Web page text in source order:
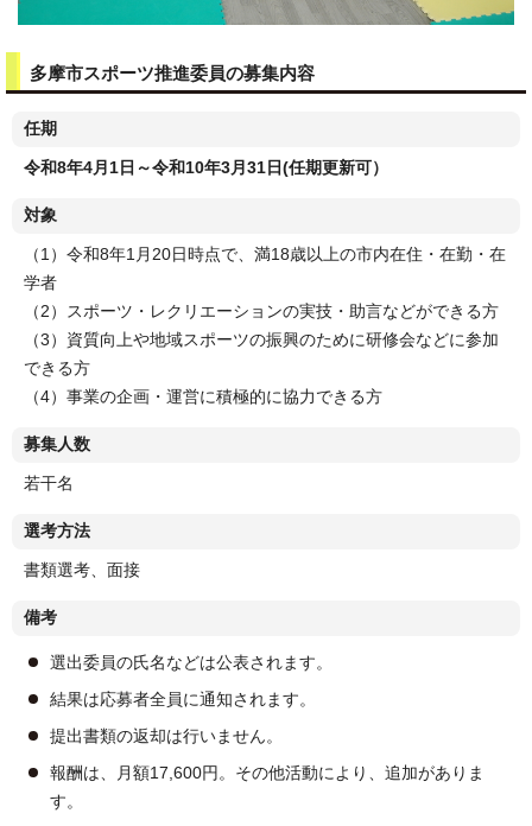
多摩市スポーツ推進委員の募集内容
任期
令和8年4月1日～令和10年3月31日(任期更新可）
対象
（1）令和8年1月20日時点で、満18歳以上の市内在住・在勤・在
学者
（2）スポーツ・レクリエーションの実技・助言などができる方
（3）資質向上や地域スポーツの振興のために研修会などに参加
できる方
（4）事業の企画・運営に積極的に協力できる方
募集人数
若干名
選考方法
書類選考、面接
備考
選出委員の氏名などは公表されます。
結果は応募者全員に通知されます。
提出書類の返却は行いません。
報酬は、月額17,600円。その他活動により、追加がありま
す。